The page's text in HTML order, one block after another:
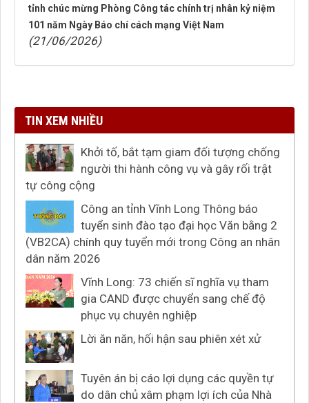
tỉnh chúc mừng Phòng Công tác chính trị nhân kỷ niệm
101 năm Ngày Báo chí cách mạng Việt Nam
(21/06/2026)
TIN XEM NHIỀU
Khởi tố, bắt tạm giam đối tượng chống
người thi hành công vụ và gây rối trật
tự công cộng
Công an tỉnh Vĩnh Long Thông báo
tuyển sinh đào tạo đại học Văn bằng 2
(VB2CA) chính quy tuyển mới trong Công an nhân
dân năm 2026
Vĩnh Long: 73 chiến sĩ nghĩa vụ tham
gia CAND được chuyển sang chế độ
phục vụ chuyên nghiệp
Lời ăn năn, hối hận sau phiên xét xử
Tuyên án bị cáo lợi dụng các quyền tự
do dân chủ xâm phạm lợi ích của Nhà